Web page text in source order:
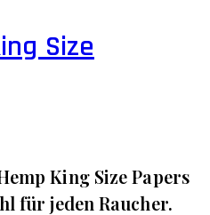
Size
King Size Papers
für jeden Raucher.